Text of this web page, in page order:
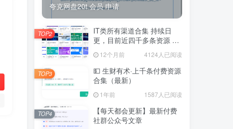
夸克网盘20t 会员 申请
IT类所有渠道合集 持续日
更，目前近四千多条资源 年
12个月前 4124人已阅读
TOP2
💵 生财有术·上千条付费资源
合集（最新）
1年前 1587人已阅读
TOP3
【每天都会更新】最新付费
社群公众号文章
TOP4